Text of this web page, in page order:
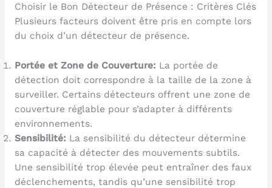
Choisir le Bon Détecteur de Présence : Critères Clés
Plusieurs facteurs doivent être pris en compte lors
du choix d’un détecteur de présence.
Portée et Zone de Couverture: La portée de
détection doit correspondre à la taille de la zone à
surveiller. Certains détecteurs offrent une zone de
couverture réglable pour s’adapter à différents
environnements.
Sensibilité: La sensibilité du détecteur détermine
sa capacité à détecter des mouvements subtils.
Une sensibilité trop élevée peut entraîner des faux
déclenchements, tandis qu’une sensibilité trop